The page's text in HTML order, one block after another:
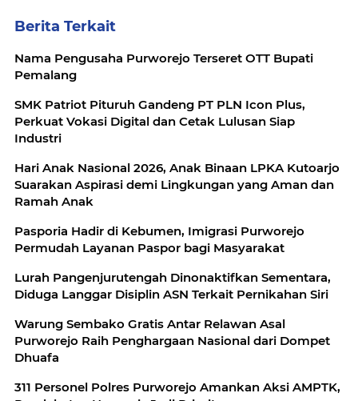
Berita Terkait
Nama Pengusaha Purworejo Terseret OTT Bupati
Pemalang
SMK Patriot Pituruh Gandeng PT PLN Icon Plus,
Perkuat Vokasi Digital dan Cetak Lulusan Siap
Industri
Hari Anak Nasional 2026, Anak Binaan LPKA Kutoarjo
Suarakan Aspirasi demi Lingkungan yang Aman dan
Ramah Anak
Pasporia Hadir di Kebumen, Imigrasi Purworejo
Permudah Layanan Paspor bagi Masyarakat
Lurah Pangenjurutengah Dinonaktifkan Sementara,
Diduga Langgar Disiplin ASN Terkait Pernikahan Siri
Warung Sembako Gratis Antar Relawan Asal
Purworejo Raih Penghargaan Nasional dari Dompet
Dhuafa
311 Personel Polres Purworejo Amankan Aksi AMPTK,